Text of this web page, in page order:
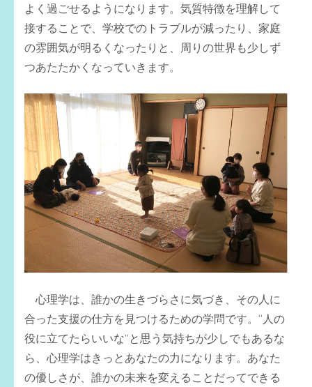
よく過ごせるようになります。気質特徴を理解して
接することで、学校でのトラブルが減ったり、家庭
の雰囲気が明るくなったりと、周りの世界も少しず
つあたたかくなっていきます。
心理学は、誰かの生きづらさに気づき、その人に
合った支援の仕方を見つけるための学問です。“人の
役に立てたらいいな”と思う気持ちが少しでもあるな
ら、心理学はきっとあなたの力になります。あなた
の優しさが、誰かの未来を変えることだってできる